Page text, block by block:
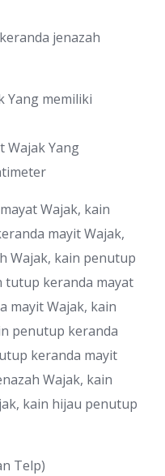
jenazah
Yang memiliki
Wajak Yang
Wajak, kain
mayit Wajak,
Wajak, kain penutup
tutup keranda mayat
mayit Wajak, kain
penutup keranda
keranda mayit
Wajak, kain
kain hijau penutup
Telp)